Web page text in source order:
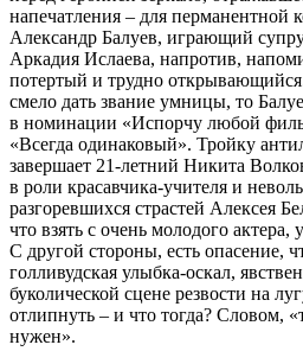
напечатления – для перманентной
Александр Балуев, играющий
Аркадия Ислаева, напротив,
потертый и трудно
смело дать звание умницы, то
в номинации «Испорчу любой
«Всегда одинаковый». Тройку
завершает 21-летний Никита
в роли красавчика-учителя и
разгоревшихся страстей Алексея
что взять с очень молодого актера,
С другой стороны, есть опасение,
голливудская улыбка-оскал,
буколической сцене резвости на
отлипнуть – и что тогда? Словом,
нужен».